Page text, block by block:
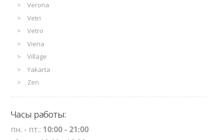
Verona
Vetri
Vetro
Viena
Village
Yakarta
Zen
Часы работы:
пн. - пт.: 10:00 - 21:00